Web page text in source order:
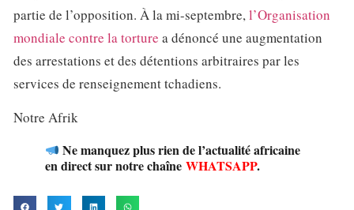
partie de l’opposition. À la mi-septembre,l’Organisation
mondiale contre la torture a dénoncé une augmentation
des arrestations et des détentions arbitraires par les
services de renseignement tchadiens.
Notre Afrik
Ne manquez plus rien de l’actualité africaine
en direct sur notre chaîne WHATSAPP.